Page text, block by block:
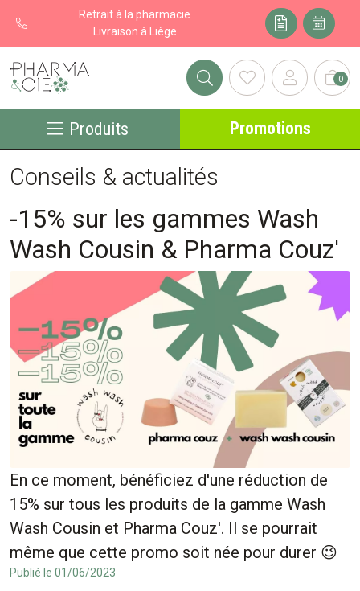
Retrait à la pharmacie
Livraison à Liège
Pharma&cie - Pharmacie des Franchises Votre export 0
Produits Promotions
Conseils & actualités
-15% sur les gammes Wash
Wash Cousin & Pharma Couz'
En ce moment, bénéficiez d'une réduction de
15% sur tous les produits de la gamme Wash
Wash Cousin et Pharma Couz'. Il se pourrait
même que cette promo soit née pour durer 😉
Publié le 01/06/2023